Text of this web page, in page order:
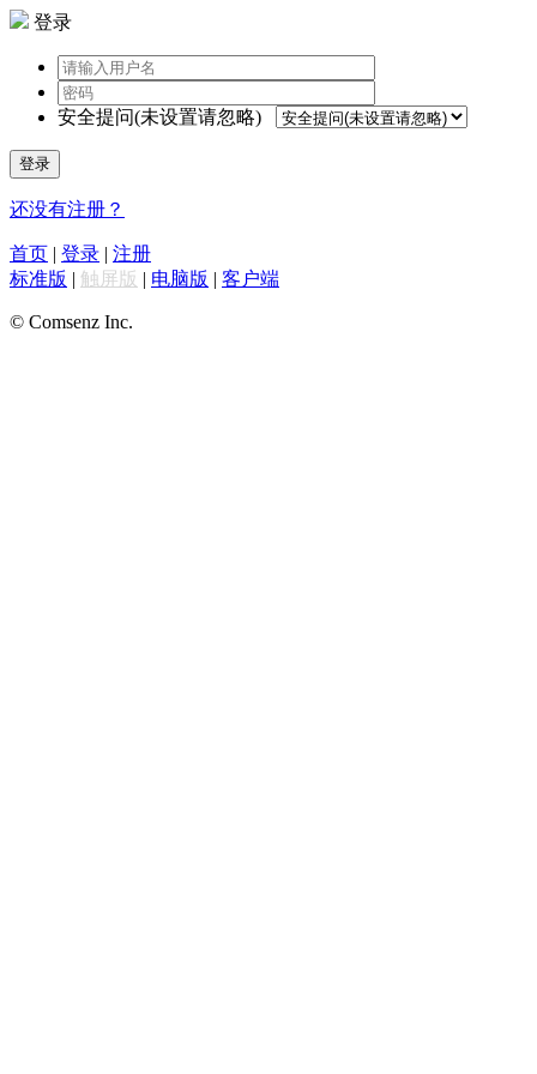
登录
安全提问(未设置请忽略)
登录
还没有注册？
首页 | 登录 | 注册
标准版 | 触屏版 | 电脑版 | 客户端
© Comsenz Inc.